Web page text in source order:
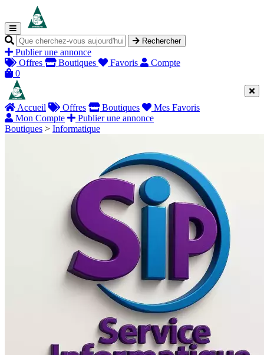
Rechercher
Publier une annonce
Offres
Boutiques Favoris
Compte
0
Accueil Offres Boutiques
Mes Favoris
Mon Compte
Publier une annonce
Boutiques > Informatique